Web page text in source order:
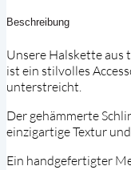
Beschreibung
Unsere Halskette aus
ist ein stilvolles
unterstreicht.
Der gehämmerte
einzigartige Textur
Ein handgefertigter